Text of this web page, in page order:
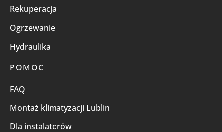
Rekuperacja
Ogrzewanie
Hydraulika
POMOC
FAQ
Montaż klimatyzacji Lublin
Dla instalatorów